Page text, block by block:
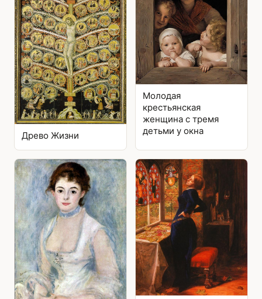
Древо Жизни
Молодая
крестьянская
женщина с тремя
детьми у окна